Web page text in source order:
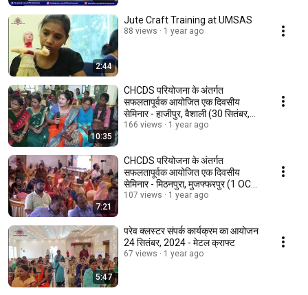
2:44
Jute Craft Training at UMSAS
88 views 1 year ago
10:35
CHCDS परियोजना के अंतर्गत
सफलतापूर्वक आयोजित एक दिवसीय
सेमिनार - हाजीपुर, वैशाली (30 सितंबर,
2024)
166 views 1 year ago
7:21
CHCDS परियोजना के अंतर्गत
सफलतापूर्वक आयोजित एक दिवसीय
सेमिनार - मिठनपुरा, मुजफ्फरपुर (1 OCT,
2024)
107 views 1 year ago
5:47
परेव क्लस्टर संपर्क कार्यक्रम का आयोजन
24 सितंबर, 2024 - मेटल क्राफ्ट
67 views 1 year ago